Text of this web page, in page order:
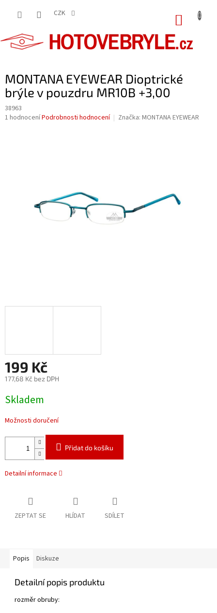
CZK
MONTANA EYEWEAR Dioptrické
brýle v pouzdru MR10B +3,00
38963
Průměrné
1 hodnoceníPodrobnosti hodnocení Značka: MONTANA EYEWEAR
199 Kč
177,68 Kč bez DPH
cena:
Skladem
Možnosti doručení
Přidat do košíku
Detailní informace
ZEPTAT SE HLÍDAT SDÍLET
Popis Diskuze
Detailní popis produktu
rozměr obruby: